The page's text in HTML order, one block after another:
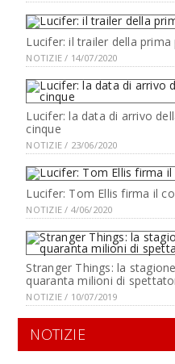
Lucifer: il trailer della
NOTIZIE / 14/07/2020
Lucifer: la data di arrivo
cinque
NOTIZIE / 23/06/2020
Lucifer: Tom Ellis firma il
NOTIZIE / 4/06/2020
Stranger Things: la
quaranta milioni di
NOTIZIE / 10/07/2019
NOTIZIE